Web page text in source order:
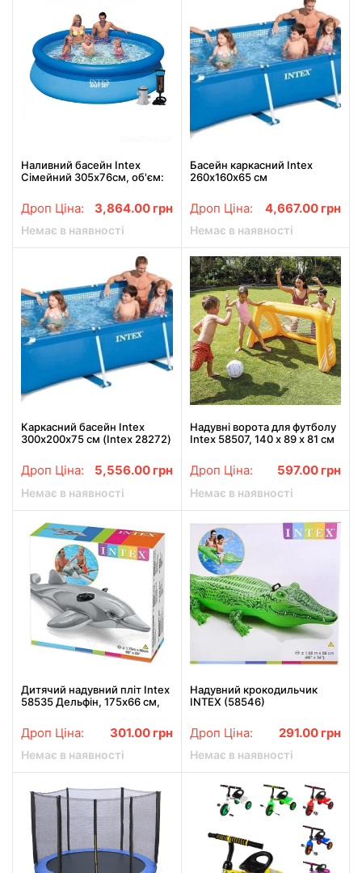
Наливний басейн Intex
Сімейний 305х76см, об'єм:
28122
Дроп Ціна: 3,864.00 грн
Немає в наявності
Басейн каркасний Intex
260х160х65 см
Дроп Ціна: 4,667.00 грн
Немає в наявності
Каркасний басейн Intex
300х200х75 см (Intex 28272)
Дроп Ціна: 5,556.00 грн
Немає в наявності
Надувні ворота для футболу
Intex 58507, 140 х 89 х 81 см
Дроп Ціна: 597.00 грн
Немає в наявності
Дитячий надувний пліт Intex
58535 Дельфін, 175х66 см,
Дроп Ціна: 301.00 грн
Немає в наявності
Надувний крокодильчик
INTEX (58546)
Дроп Ціна: 291.00 грн
Немає в наявності